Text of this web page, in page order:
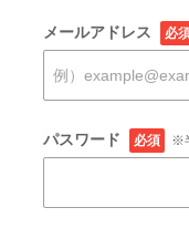
メールアドレス 必
パスワード 必須 ※